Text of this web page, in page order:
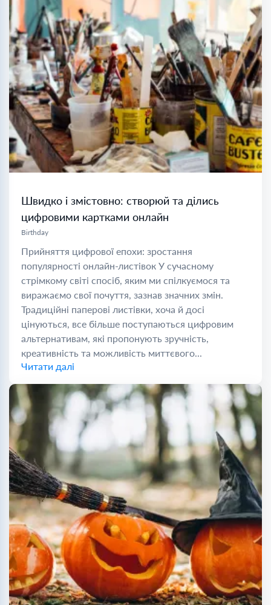
Швидко і змістовно: створюй та ділись
цифровими картками онлайн
Birthday
Прийняття цифрової епохи: зростання
популярності онлайн-листівок У сучасному
стрімкому світі спосіб, яким ми спілкуємося та
виражаємо свої почуття, зазнав значних змін.
Традиційні паперові листівки, хоча й досі
цінуються, все більше поступаються цифровим
альтернативам, які пропонують зручність,
креативність та можливість миттєвого...
Читати далі